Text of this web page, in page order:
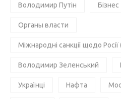
Володимир Путін Бізнес
Органы власти
Міжнародні санкції щодо
Володимир Зеленський
Українці Нафта